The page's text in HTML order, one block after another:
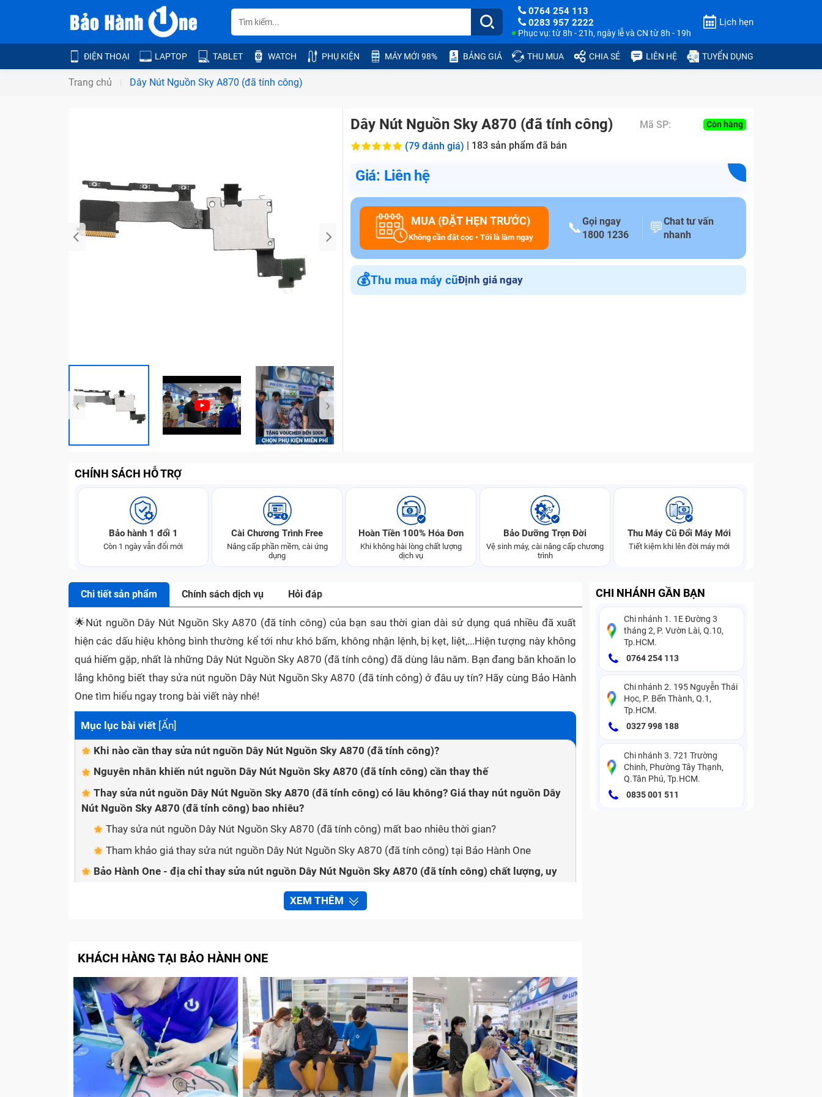
0764 254 113
0283 957 2222
Phục vụ: từ 8h - 21h, ngày lễ và CN từ 8h - 19h
Lịch hẹn
ĐIỆN THOẠI LAPTOP TABLET WATCH PHỤ KIỆN MÁY MỚI 98% BẢNG GIÁ THU MUA CHIA SẺ LIÊN HỆ TUYỂN DỤNG
Trang chủ Dây Nút Nguồn Sky A870 (đã tính công)
‹ ›
Dây Nút Nguồn Sky A870 (đã tính công) Mã SP: Còn hàng
(79 đánh giá) | 183 sản phẩm đã bán
Giá: Liên hệ
MUA (ĐẶT HẸN TRƯỚC)
Không cần đặt cọc • Tới là làm ngay
📞Gọi ngay
1800 1236
💬Chat tư vấn
nhanh
💰Thu mua máy cũĐịnh giá ngay
CHÍNH SÁCH HỖ TRỢ
Bảo hành 1 đổi 1
Còn 1 ngày vẫn đổi mới
Cài Chương Trình Free
Nâng cấp phần mềm, cài ứng
dụng
Hoàn Tiền 100% Hóa Đơn
Khi không hài lòng chất lượng
dịch vụ
Bảo Dưỡng Trọn Đời
Vệ sinh máy, cài nâng cấp chương
trình
Thu Máy Cũ Đổi Máy Mới
Tiết kiệm khi lên đời máy mới
Chi tiết sản phẩm Chính sách dịch vụ Hỏi đáp
🌟Nút nguồn Dây Nút Nguồn Sky A870 (đã tính công) của bạn sau thời gian dài sử dụng quá nhiều đã xuất
hiện các dấu hiệu không bình thường kể tới như khó bấm, không nhận lệnh, bị kẹt, liệt,...Hiện tượng này không
quá hiếm gặp, nhất là những Dây Nút Nguồn Sky A870 (đã tính công) đã dùng lâu năm. Bạn đang băn khoăn lo
lắng không biết thay sửa nút nguồn Dây Nút Nguồn Sky A870 (đã tính công) ở đâu uy tín? Hãy cùng Bảo Hành
One tìm hiểu ngay trong bài viết này nhé!
Mục lục bài viết [Ẩn]
Khi nào cần thay sửa nút nguồn Dây Nút Nguồn Sky A870 (đã tính công)?
Nguyên nhân khiến nút nguồn Dây Nút Nguồn Sky A870 (đã tính công) cần thay thế
Thay sửa nút nguồn Dây Nút Nguồn Sky A870 (đã tính công) có lâu không? Giá thay nút nguồn Dây
Nút Nguồn Sky A870 (đã tính công) bao nhiêu?
Thay sửa nút nguồn Dây Nút Nguồn Sky A870 (đã tính công) mất bao nhiêu thời gian?
Tham khảo giá thay sửa nút nguồn Dây Nút Nguồn Sky A870 (đã tính công) tại Bảo Hành One
Bảo Hành One - địa chỉ thay sửa nút nguồn Dây Nút Nguồn Sky A870 (đã tính công) chất lượng, uy
Nút nguồn Dây Nút Nguồn Sky A870 (đã tính công) bị hỏng cần thay thế sẽ có những biểu hiện gì? Cùng liệt
kê nhanh các dấu hiệu thông báo cần phải sửa chữa nút nguồn Dây Nút Nguồn Sky A870 (đã tính công) như
sau:
XEM THÊM
KHÁCH HÀNG TẠI BẢO HÀNH ONE
CHI NHÁNH GẦN BẠN
Chi nhánh 1. 1E Đường 3
tháng 2, P. Vườn Lài, Q.10,
Tp.HCM.
0764 254 113
Chi nhánh 2. 195 Nguyễn Thái
Học, P. Bến Thành, Q.1,
Tp.HCM.
0327 998 188
Chi nhánh 3. 721 Trường
Chinh, Phường Tây Thạnh,
Q.Tân Phú, Tp.HCM.
0835 001 511